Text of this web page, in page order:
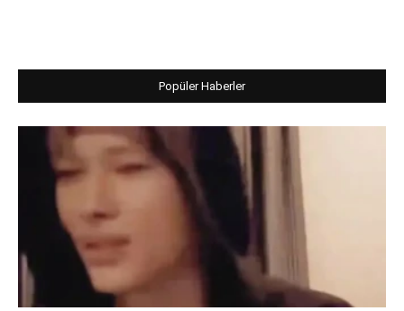
Popüler Haberler